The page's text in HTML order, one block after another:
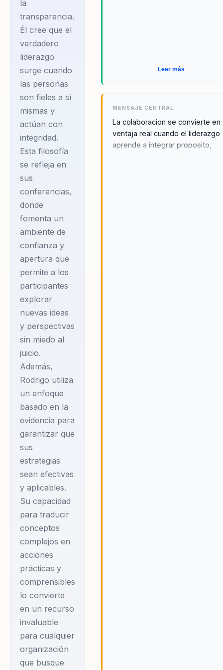
desarrollando
proyectos para
ING, Minera Los
Pelambres y
Gasco. Su enfoque
combina ciencia,
emoción y práctica,
movilizando a
líderes y equipos
hacia culturas
colaborativas,
propósito.
Rodrigo Saa se ha
especializado en
crear entornos
donde la
innovación
sostenible y el
liderazgo
colaborativo se
convierten en
Su metodología se
centra en identificar
y potenciar las
fortalezas humanas
dentro de las
organizaciones,
permitiendo que
cada individuo
contribuya de
manera significativa
al éxito colectivo.
Esto se traduce en
organizacionales
más adaptativas y
resilientes, capaces
de enfrentar los
desafíos del
mercado actual
con creatividad y
responsabilidad.
la
transparencia.
Él cree que el
verdadero
liderazgo
surge cuando
las personas
son fieles a sí
mismas y
actúan con
integridad.
Esta filosofía
se refleja en
sus
conferencias,
donde
fomenta un
ambiente de
confianza y
apertura que
permite a los
participantes
explorar
nuevas ideas
y perspectivas
sin miedo al
juicio.
Además,
Rodrigo utiliza
un enfoque
basado en la
evidencia para
garantizar que
sus
estrategias
sean efectivas
y aplicables.
Su capacidad
para traducir
conceptos
complejos en
acciones
prácticas y
comprensibles
lo convierte
en un recurso
invaluable
para cualquier
organización
que busque
Leer más
MENSAJE CENTRAL
La colaboracion se convierte en
ventaja real cuando el liderazgo
aprende a integrar proposito,